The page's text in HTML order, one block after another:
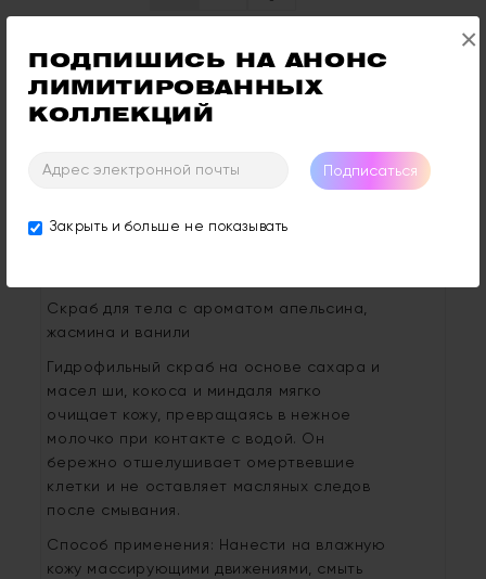
ПОДПИШИСЬ НА АНОНС
ЛИМИТИРОВАННЫХ
КОЛЛЕКЦИЙ
Подписаться
Закрыть и больше не показывать
×
Купить
Оставить Отзыв
Скраб для тела с ароматом апельсина,
жасмина и ванили
Гидрофильный скраб на основе сахара и
масел ши, кокоса и миндаля мягко
очищает кожу, превращаясь в нежное
молочко при контакте с водой. Он
бережно отшелушивает омертвевшие
клетки и не оставляет масляных следов
после смывания.
Способ применения: Нанести на влажную
кожу массирующими движениями, смыть